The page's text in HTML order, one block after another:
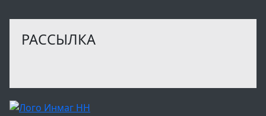
РАССЫЛКА